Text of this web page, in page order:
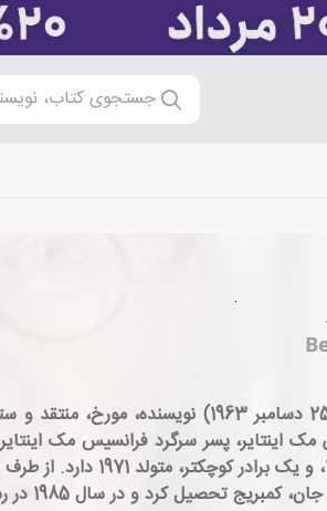
جستجوی کتاب،
بندیکت ریچارد پیرس مکینتایر (متولد
اینتایر، پسر سرگرد فرانسیس مک